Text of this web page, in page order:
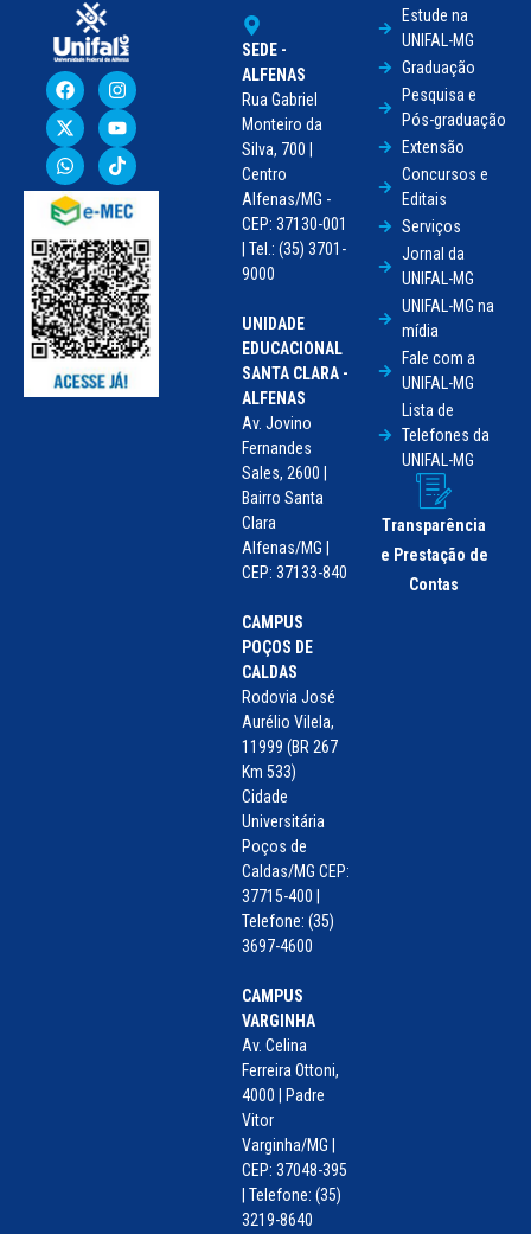
SEDE -
ALFENAS
Rua Gabriel
Monteiro da
Silva, 700 |
Centro
Alfenas/MG -
CEP: 37130-001
| Tel.: (35) 3701-
9000
UNIDADE
EDUCACIONAL
SANTA CLARA -
ALFENAS
Av. Jovino
Fernandes
Sales, 2600 |
Bairro Santa
Clara
Alfenas/MG |
CEP: 37133-840
CAMPUS
POÇOS DE
CALDAS
Rodovia José
Aurélio Vilela,
11999 (BR 267
Km 533)
Cidade
Universitária
Poços de
Caldas/MG CEP:
37715-400 |
Telefone: (35)
3697-4600
CAMPUS
VARGINHA
Av. Celina
Ferreira Ottoni,
4000 | Padre
Vitor
Varginha/MG |
CEP: 37048-395
| Telefone: (35)
3219-8640
Estude na
UNIFAL-MG
Graduação
Pesquisa e
Pós-graduação
Extensão
Concursos e
Editais
Serviços
Jornal da
UNIFAL-MG
UNIFAL-MG na
mídia
Fale com a
UNIFAL-MG
Lista de
Telefones da
UNIFAL-MG
Transparência
e Prestação de
Contas